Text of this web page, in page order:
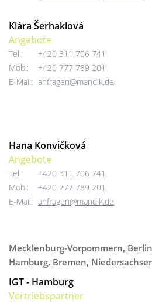
Klára Šerhaklová
Angebote
Tel.:
+420 311 706 741
Mob.:
+420 777 789 201
E-Mail: anfragen@mandik.de
Hana Konvičková
Angebote
Tel.:
+420 311 706 741
Mob.:
+420 777 789 201
E-Mail: anfragen@mandik.de
Mecklenburg-Vorpommern,
Hamburg, Bremen,
IGT - Hamburg
Vertriebspartner